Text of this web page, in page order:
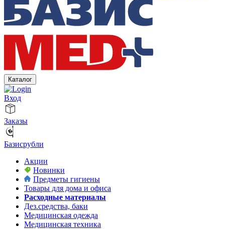
Каталог
Вход
Заказы
Базисрубли
Акции
Новинки
Предметы гигиены
Товары для дома и офиса
Расходные материалы
Дез.средства, баки
Медицинская одежда
Медицинская техника